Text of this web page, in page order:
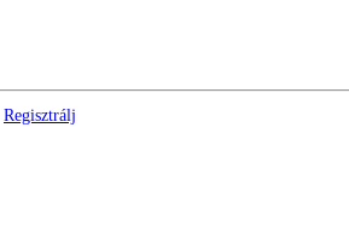
Regisztrálj